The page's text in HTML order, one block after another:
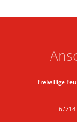
Freiwillige
67714